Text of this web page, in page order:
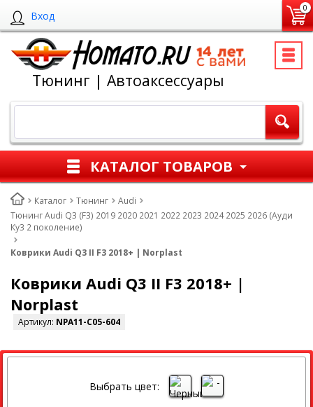
Вход
0
Тюнинг | Автоаксессуары
КАТАЛОГ ТОВАРОВ
Каталог Тюнинг
Audi
Тюнинг Audi Q3 (F3) 2019 2020 2021 2022 2023 2024 2025 2026 (Ауди
Ку3 2 поколение)
Коврики Audi Q3 II F3 2018+ | Norplast
Коврики Audi Q3 II F3 2018+ |
Norplast
Артикул: NPA11-C05-604
Выбрать цвет: